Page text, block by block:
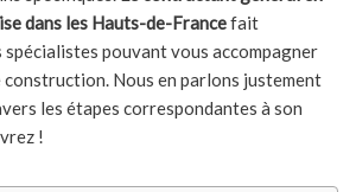
dans les Hauts-de-Francefait
pouvant vous accompagner
Nous en parlons justement
les étapes correspondantes à son
!